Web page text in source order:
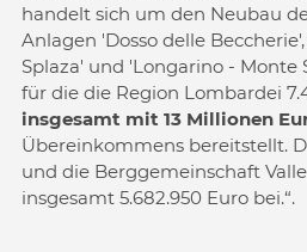
handelt sich um den Neubau
Anlagen 'Dosso delle
Splaza' und 'Longarino - Monte
für die die Region Lombardei
insgesamt mit 13 Millionen
Übereinkommens bereitstellt.
und die Berggemeinschaft
insgesamt 5.682.950 Euro bei.“.